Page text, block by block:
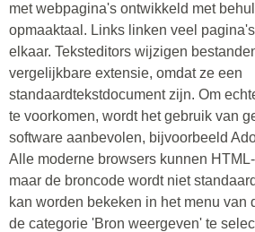
met webpagina's ontwikkeld met
opmaaktaal. Links linken veel
elkaar. Teksteditors wijzigen
vergelijkbare extensie, omdat ze een
standaardtekstdocument zijn. Om
te voorkomen, wordt het gebruik van
software aanbevolen, bijvoorbeeld
Alle moderne browsers kunnen
maar de broncode wordt niet
kan worden bekeken in het menu van
de categorie 'Bron weergeven' te